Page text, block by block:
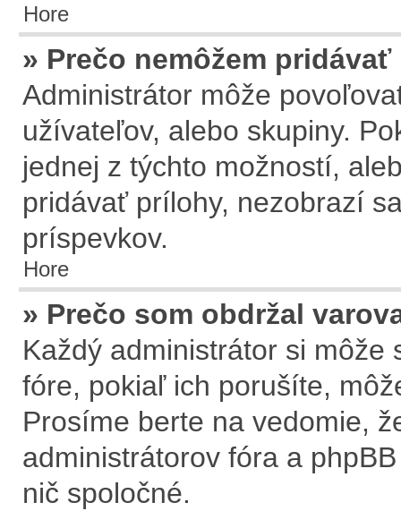
Hore
» Prečo nemôžem
Administrátor môže
užívateľov, alebo skupiny.
jednej z týchto možností,
pridávať prílohy, nezobrazí
príspevkov.
Hore
» Prečo som obdržal
Každý administrátor si
fóre, pokiaľ ich porušíte,
Prosíme berte na vedomie,
administrátorov fóra a
nič spoločné.